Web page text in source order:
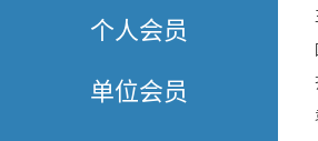
个人会员
单位会员